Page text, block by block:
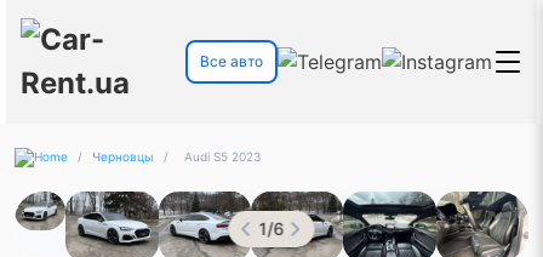
Все авто
/ Черновцы / Audi S5 2023
1/6